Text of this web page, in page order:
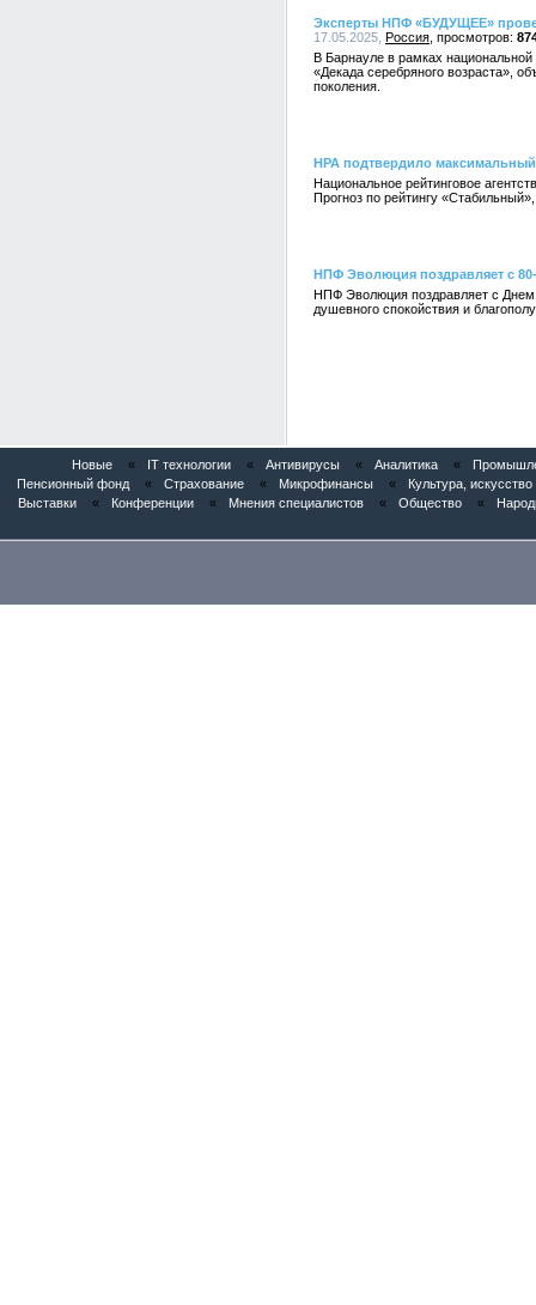
Эксперты НПФ «БУДУЩЕЕ»
17.05.2025, Россия
В Барнауле в рамках
«Декада серебряного возраста»,
поколения.
НРА подтвердило
Национальное рейтинговое
Прогноз по рейтингу
НПФ Эволюция поздравляет с
НПФ Эволюция поздравляет с Днем
душевного спокойствия и
Новые « IT технологии « Антивирусы « Аналитика «
Пенсионный фонд
« Страхование « Микрофинансы «
Культура, искусство
Выставки
« Конференции « Мнения специалистов « Общество «